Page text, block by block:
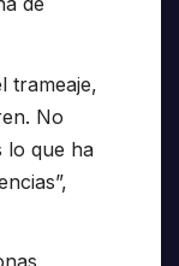
trameaje,
No
lo que ha